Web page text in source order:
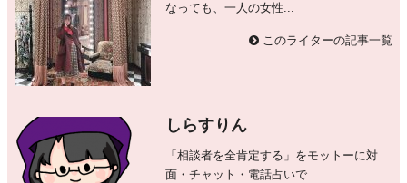
なっても、一人の女性...
このライターの記事一覧
しらすりん
「相談者を全肯定する」をモットーに対
面・チャット・電話占いで...